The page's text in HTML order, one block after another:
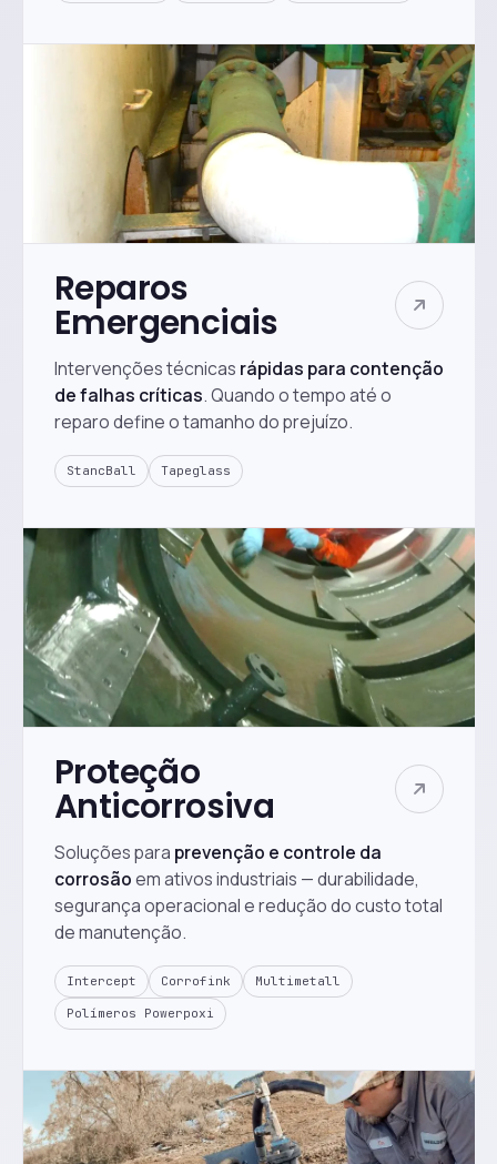
Reparos
Emergenciais
Intervenções técnicas rápidas para contenção
de falhas críticas. Quando o tempo até o
reparo define o tamanho do prejuízo.
StancBall Tapeglass
Proteção
Anticorrosiva
Soluções para prevenção e controle da
corrosãoem ativos industriais — durabilidade,
segurança operacional e redução do custo total
de manutenção.
Intercept Corrofink Multimetall
Polímeros Powerpoxi